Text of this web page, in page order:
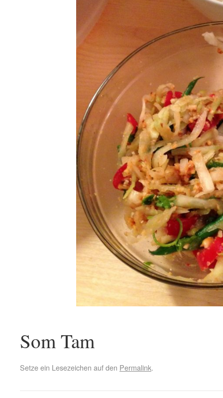
Som Tam
Setze ein Lesezeichen auf den Permalink.